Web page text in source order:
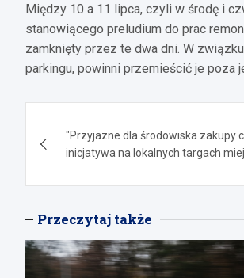
Między 10 a 11 lipca, czyli w środę i
stanowiącego preludium do prac
zamknięty przez te dwa dni. W
parkingu, powinni przemieścić je poza
wpisu
"Przyjazne dla środowiska zakupy
inicjatywa na lokalnych targach
Przeczytaj także